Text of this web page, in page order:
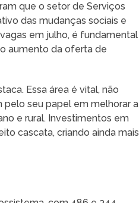
que o setor de Serviços
das mudanças sociais e
em julho, é fundamental
aumento da oferta de
Essa área é vital, não
seu papel em melhorar a
e rural. Investimentos em
cascata, criando ainda mais